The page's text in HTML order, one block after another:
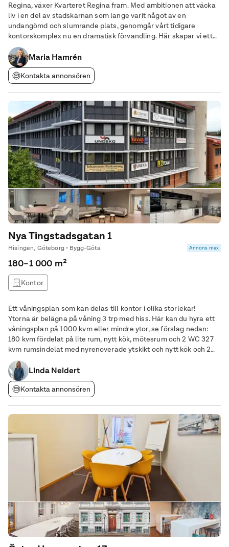
Regina, växer Kvarteret Regina fram. Med ambitionen att väcka
liv i en del av stadskärnan som länge varit något av en
undangömd och slumrande plats, genomgår vårt tidigare
kontorskomplex nu en dramatisk förvandling. Här skapar vi ett
levande kvarter som rymmer allt du behöver – en plats där full
Maria Hamrén
Kontakta annonsören
Nya Tingstadsgatan 1
Hisingen, Göteborg • Bygg-Göta Annons max
180–1 000 m²
Kontor
Ett våningsplan som kan delas till kontor i olika storlekar!
Ytorna är belägna på våning 3 trp med hiss. Här kan du hyra ett
våningsplan på 1000 kvm eller mindre ytor, se förslag nedan:
180 kvm fördelat på lite rum, nytt kök, mötesrum och 2 WC 327
kvm rumsindelat med nyrenoverade ytskikt och nytt kök och 2
WC Bilderna avser en nyrenoverad lokal i fastigheten som
inspiration för övriga
Linda Neidert
Kontakta annonsören